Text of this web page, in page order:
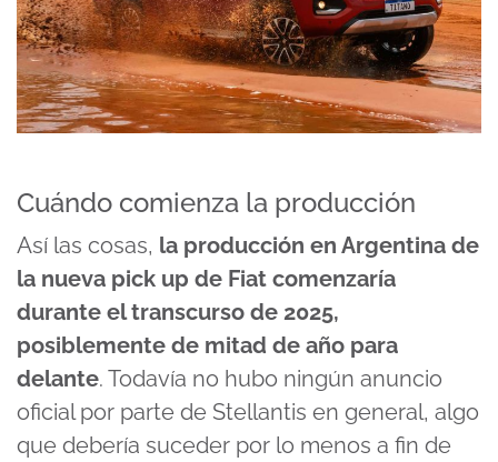
Cuándo comienza la producción
Así las cosas, la producción en Argentina de
la nueva pick up de Fiat comenzaría
durante el transcurso de 2025,
posiblemente de mitad de año para
delante. Todavía no hubo ningún anuncio
oficial por parte de Stellantis en general, algo
que debería suceder por lo menos a fin de